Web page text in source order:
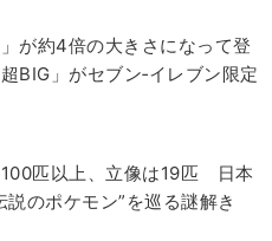
が約4倍の大きさになって登
BIG」がセブン‐イレブン限定
匹以上、立像は19匹 日本
説のポケモン”を巡る謎解き